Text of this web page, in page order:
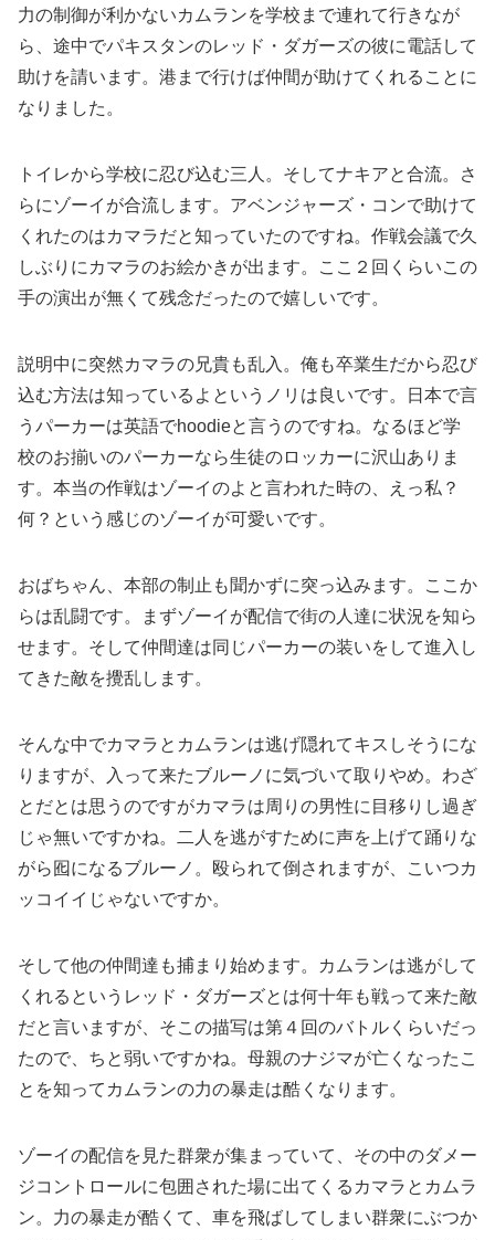
力の制御が利かないカムランを学校まで連れて行きなが
ら、途中でパキスタンのレッド・ダガーズの彼に電話して
助けを請います。港まで行けば仲間が助けてくれることに
なりました。
トイレから学校に忍び込む三人。そしてナキアと合流。さ
らにゾーイが合流します。アベンジャーズ・コンで助けて
くれたのはカマラだと知っていたのですね。作戦会議で久
しぶりにカマラのお絵かきが出ます。ここ２回くらいこの
手の演出が無くて残念だったので嬉しいです。
説明中に突然カマラの兄貴も乱入。俺も卒業生だから忍び
込む方法は知っているよというノリは良いです。日本で言
うパーカーは英語でhoodieと言うのですね。なるほど学
校のお揃いのパーカーなら生徒のロッカーに沢山ありま
す。本当の作戦はゾーイのよと言われた時の、えっ私？
何？という感じのゾーイが可愛いです。
おばちゃん、本部の制止も聞かずに突っ込みます。ここか
らは乱闘です。まずゾーイが配信で街の人達に状況を知ら
せます。そして仲間達は同じパーカーの装いをして進入し
てきた敵を攪乱します。
そんな中でカマラとカムランは逃げ隠れてキスしそうにな
りますが、入って来たブルーノに気づいて取りやめ。わざ
とだとは思うのですがカマラは周りの男性に目移りし過ぎ
じゃ無いですかね。二人を逃がすために声を上げて踊りな
がら囮になるブルーノ。殴られて倒されますが、こいつカ
ッコイイじゃないですか。
そして他の仲間達も捕まり始めます。カムランは逃がして
くれるというレッド・ダガーズとは何十年も戦って来た敵
だと言いますが、そこの描写は第４回のバトルくらいだっ
たので、ちと弱いですかね。母親のナジマが亡くなったこ
とを知ってカムランの力の暴走は酷くなります。
ゾーイの配信を見た群衆が集まっていて、その中のダメー
ジコントロールに包囲された場に出てくるカマラとカムラ
ン。力の暴走が酷くて、車を飛ばしてしまい群衆にぶつか